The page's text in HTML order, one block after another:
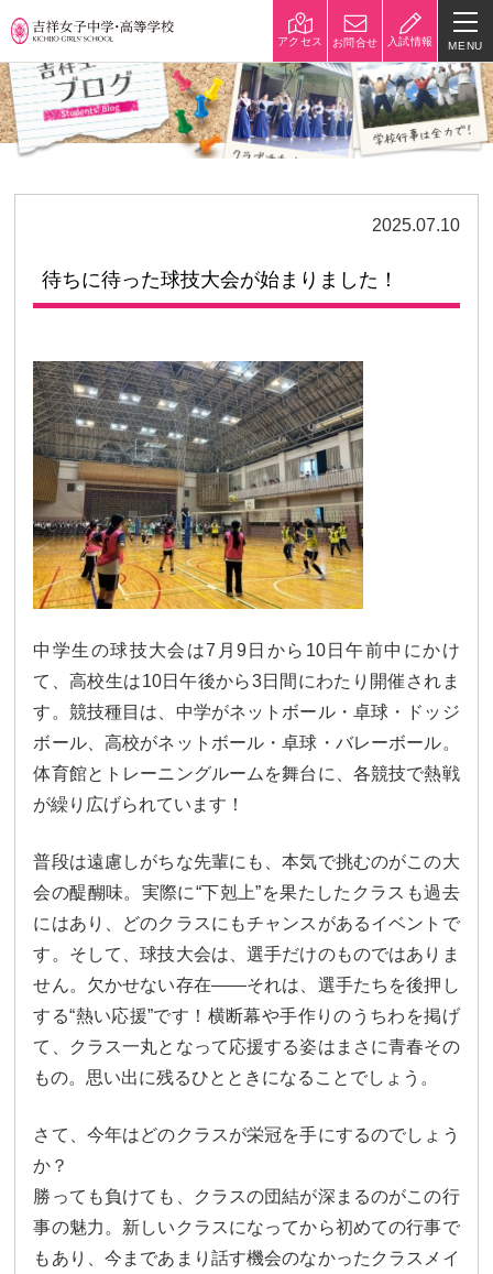
アクセス お問合せ 入試情報 MENU
学校紹介
校長挨拶 沿革
建学の精神と校是 施設・設備
制服紹介 学費
祥美会（保護者の会）・淑美
会（卒業生の会）
サポーターズサイト（寄付金
のお願い）
吉祥での学び
カリキュラム 授業、各教科の取り組み
補習・教養講座・公開講座・
高大連携・講習・勉強合宿
ライフスキルプログラム
芸術教育
図書館教育 ICT機器の活用
学校生活
吉祥の一日
生徒居住地・通学時間
進路・進学
大学合格実績 進路プログラム
卒業生のメッセージ 卒業生の活躍
1年留学の留学先 本校の姉妹校・友好校
入試関連情報
2025.07.10
待ちに待った球技大会が始まりました！
中学生の球技大会は7月9日から10日午前中にかけ
て、高校生は10日午後から3日間にわたり開催されま
す。競技種目は、中学がネットボール・卓球・ドッジ
ボール、高校がネットボール・卓球・バレーボール。
体育館とトレーニングルームを舞台に、各競技で熱戦
が繰り広げられています！
普段は遠慮しがちな先輩にも、本気で挑むのがこの大
会の醍醐味。実際に“下剋上”を果たしたクラスも過去
にはあり、どのクラスにもチャンスがあるイベントで
す。そして、球技大会は、選手だけのものではありま
せん。欠かせない存在——それは、選手たちを後押し
する“熱い応援”です！横断幕や手作りのうちわを掲げ
て、クラス一丸となって応援する姿はまさに青春その
もの。思い出に残るひとときになることでしょう。
さて、今年はどのクラスが栄冠を手にするのでしょう
か？
勝っても負けても、クラスの団結が深まるのがこの行
事の魅力。新しいクラスになってから初めての行事で
もあり、今まであまり話す機会のなかったクラスメイ